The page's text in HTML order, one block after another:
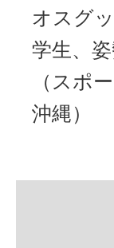
オスグ
学生、
（スポ
沖縄）